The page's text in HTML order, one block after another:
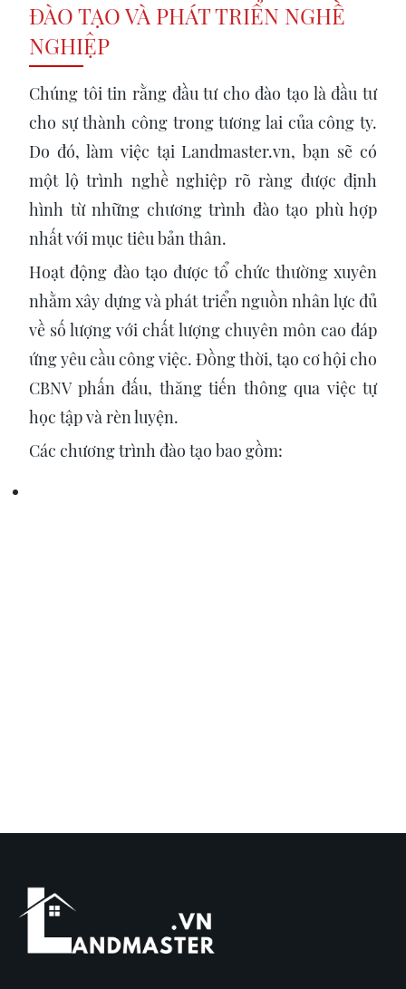
ĐÀO TẠO VÀ PHÁT TRIỂN NGHỀ
NGHIỆP
Chúng tôi tin rằng đầu tư cho đào tạo là đầu tư
cho sự thành công trong tương lai của công ty.
Do đó, làm việc tại Landmaster.vn, bạn sẽ có
một lộ trình nghề nghiệp rõ ràng được định
hình từ những chương trình đào tạo phù hợp
nhất với mục tiêu bản thân.
Hoạt động đào tạo được tổ chức thường xuyên
nhằm xây dựng và phát triển nguồn nhân lực đủ
về số lượng với chất lượng chuyên môn cao đáp
ứng yêu cầu công việc. Đồng thời, tạo cơ hội cho
CBNV phấn đấu, thăng tiến thông qua việc tự
học tập và rèn luyện.
Các chương trình đào tạo bao gồm: